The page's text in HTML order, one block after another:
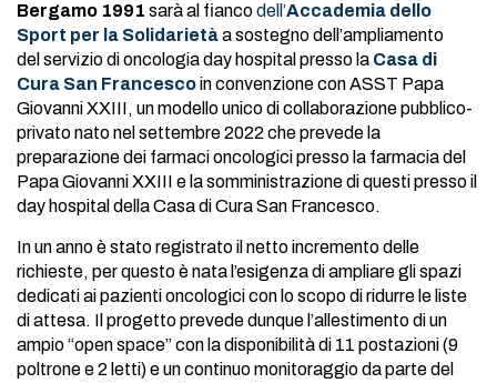
Bergamo 1991 sarà al fiancodell’Accademia dello
Sport per la Solidarietàa sostegno dell’ampliamento
del servizio di oncologia day hospital presso la Casa di
Cura San Francescoin convenzione con ASST Papa
Giovanni XXIII, un modello unico di collaborazione pubblico-
privato nato nel settembre 2022 che prevede la
preparazione dei farmaci oncologici presso la farmacia del
Papa Giovanni XXIII e la somministrazione di questi presso il
day hospital della Casa di Cura San Francesco.
In un anno è stato registrato il netto incremento delle
richieste, per questo è nata l’esigenza di ampliare gli spazi
dedicati ai pazienti oncologici con lo scopo di ridurre le liste
di attesa. Il progetto prevede dunque l’allestimento di un
ampio “open space” con la disponibilità di 11 postazioni (9
poltrone e 2 letti) e un continuo monitoraggio da parte del